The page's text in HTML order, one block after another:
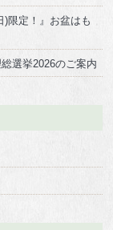
)限定！』お盆はも
選挙2026のご案内